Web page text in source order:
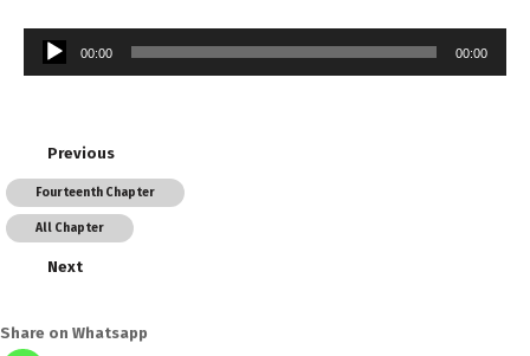
Audio
Player
00:00 00:00
Previous
Fourteenth Chapter
All Chapter
Next
Share on Whatsapp